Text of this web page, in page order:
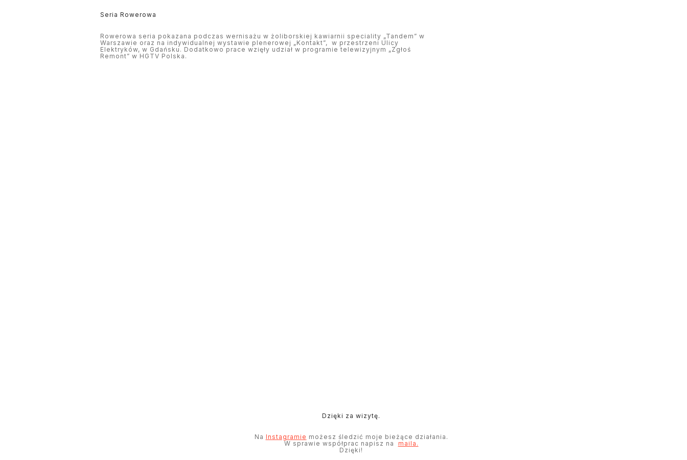
Seria Rowerowa
Rowerowa seria pokazana podczas wernisażu w żoliborskiej kawiarnii speciality „Tandem” w
Warszawie oraz na indywidualnej wystawie plenerowej „Kontakt”, w przestrzeni Ulicy
Elektryków, w Gdańsku. Dodatkowo prace wzięły udział w programie telewizyjnym „Zgłoś
Remont” w HGTV Polska.
Dzięki za wizytę.
Na Instagramie możesz śledzić moje bieżące działania.
W sprawie współprac napisz na maila.
Dzięki!